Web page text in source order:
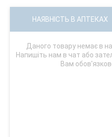
НАЯВНІСТЬ В АПТЕКАХ
Даного товару немає в
Напишіть нам в чат або
Вам